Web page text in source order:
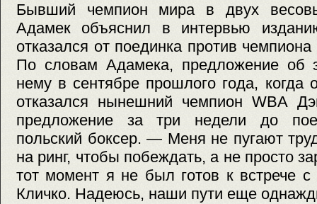
Бывший чемпион мира в двух
Адамек объяснил в интервью
отказался от поединка против
По словам Адамека, предложение об
нему в сентябре прошлого года, когда
отказался нынешний чемпион WBA
предложение за три недели до
польский боксер. — Меня не пугают
на ринг, чтобы побеждать, а не просто
тот момент я не был готов к встрече с
Кличко. Надеюсь, наши пути еще